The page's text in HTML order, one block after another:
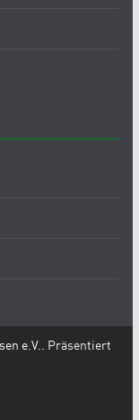
e.V.. Präsentiert